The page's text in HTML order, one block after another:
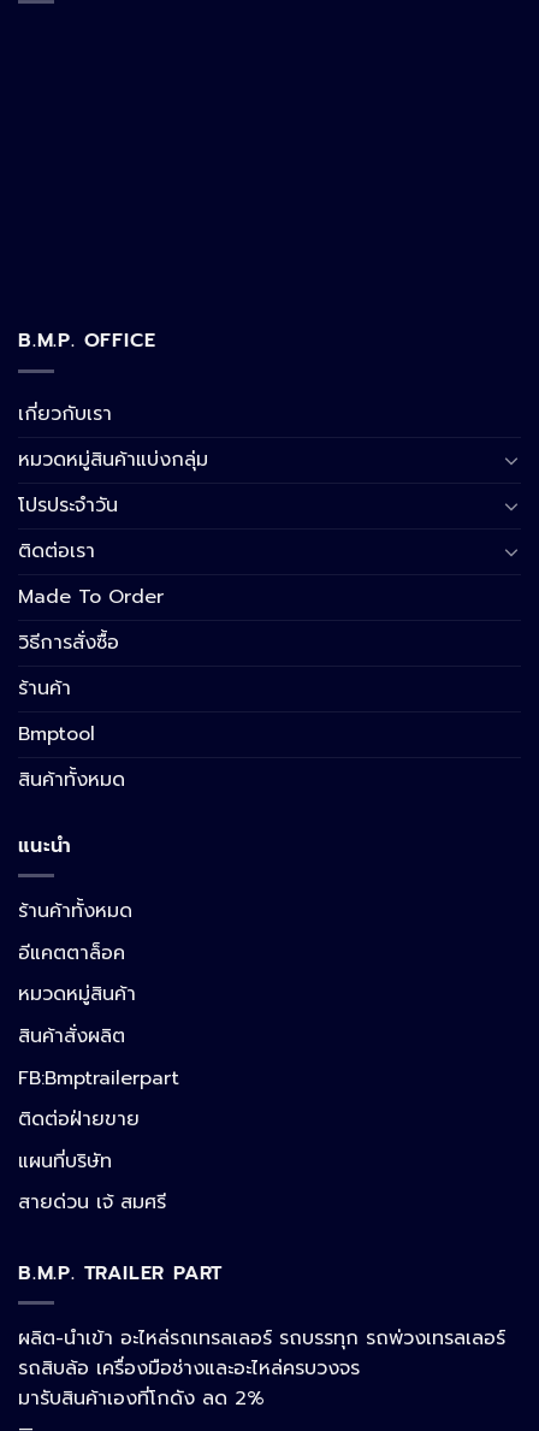
B.M.P. OFFICE
เกี่ยวกับเรา
หมวดหมู่สินค้าแบ่งกลุ่ม
โปรประจำวัน
ติดต่อเรา
Made To Order
วิธีการสั่งซื้อ
ร้านค้า
Bmptool
สินค้าทั้งหมด
แนะนำ
ร้านค้าทั้งหมด
อีแคตตาล็อค
หมวดหมู่สินค้า
สินค้าสั่งผลิต
FB:Bmptrailerpart
ติดต่อฝ่ายขาย
แผนที่บริษัท
สายด่วน เจ้ สมศรี
B.M.P. TRAILER PART
ผลิต-นำเข้า อะไหล่รถเทรลเลอร์ รถบรรทุก รถพ่วงเทรลเลอร์
รถสิบล้อ เครื่องมือช่างและอะไหล่ครบวงจร
มารับสินค้าเองที่โกดัง ลด 2%